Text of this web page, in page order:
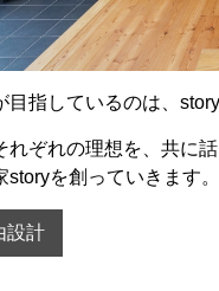
目指しているのは、
れぞれの理想を、共に
storyを創っていきます。
設計